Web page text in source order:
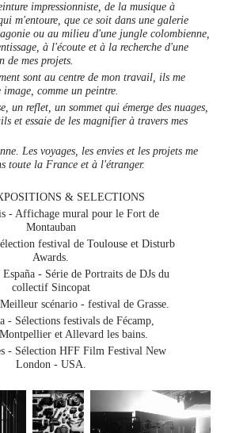
impressionniste, de la musique à
m'entoure, que ce soit dans une galerie
ou au milieu d'une jungle colombienne,
à l'écoute et à la recherche d'une
de mes projets.
sont au centre de mon travail, ils me
comme un peintre.
un reflet, un sommet qui émerge des nuages,
et essaie de les magnifier à travers mes
Les voyages, les envies et les projets me
toute la France et à l'étranger.
& SELECTIONS
- Affichage mural pour le Fort de
Montauban
festival de Toulouse et Disturb
Awards.
- Série de Portraits de DJs du
collectif Sincopat
scénario - festival de Grasse.
- Sélections festivals de Fécamp,
Montpellier et Allevard les bains.
- Sélection HFF Film Festival New
London - USA.